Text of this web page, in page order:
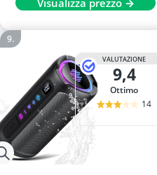
TF, USB, 25 Ore di
Riproduzione, Ideale
per Esterno, Feste e
Viaggi
Visualizza prezzo →
VALUTAZIONE
9,4
Ottimo
14